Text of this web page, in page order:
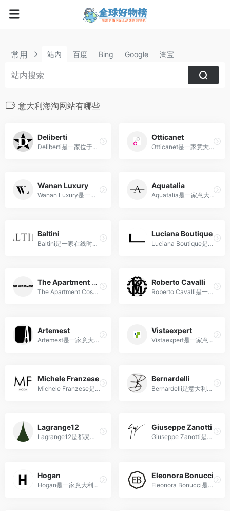
常用 站内 百度 Bing Google 淘宝
意大利海淘网站有哪些
Deliberti
Deliberti是一家位于意大利那不勒斯的多元化时尚零售店，提供国际一流设计师品牌和独特的艺术与生活产品。
Otticanet
Otticanet是一家意大利眼镜品牌，提供全球知名眼镜品牌的高品质眼镜和太阳镜，以满足时尚和视力需求。
Wanan Luxury
Wanan Luxury是一家意大利买手店，专注于提供高端时尚与奢华品牌。
Aquatalia
Aquatalia是一家意大利奢侈鞋履品牌，以其先进的防水技术和时尚设计而备受瞩目。
Baltini
Baltini是一家在线时尚零售商，他们提供一系列高端时尚品牌的服装、鞋类、饰品等产品。
Luciana Boutique
Luciana Boutique是一家以精心挑选的时装和配饰为特点的品牌，为现代女性带来独特的魅力和风格。
The Apartment Cosenza
The Apartment Cosenza 是一家多品牌的男女服装、鞋子和配饰精品店。
Roberto Cavalli
Roberto Cavalli是一家标志性的意大利时尚品牌，以其奢华而富有魅力的设计而闻名。
Artemest
Artemest是一家意大利的奢侈家居品牌和电商平台，专注于展示和销售来自意大利手工艺师和设计师的精美家居艺术品。
Vistaexpert
Vistaexpert是一家意大利眼镜零售商，提供高品质眼镜产品、眼镜配件和专业眼镜服务，满足客户的时尚和视觉需求。
Michele Franzese
Michele Franzese是一家意大利奢侈时尚多品牌零售商，提供高品质的时尚选择和个性化的购物体验。
Bernardelli
Bernardelli是意大利的时尚精品零售商，以其悠久的历史、高品质的产品和对独特设计的执着而备受推崇。
Lagrange12
Lagrange12是都灵市中心一家独特的奢侈品商店，融合了古老建筑、创新设计和顶级奢侈品品牌，提供非凡的购物体验。
Giuseppe Zanotti
Giuseppe Zanotti是一家意大利奢侈鞋履品牌，以其独特而前卫的设计、精湛的工艺和奢华的风格而著名。
Hogan
Hogan是一家意大利奢侈品牌，专注于设计时尚且实用的鞋履和皮具产品。
Eleonora Bonucci
Eleonora Bonucci是一家意大利的高端时尚奢侈品零售商，提供精选的设计师服装和配饰。